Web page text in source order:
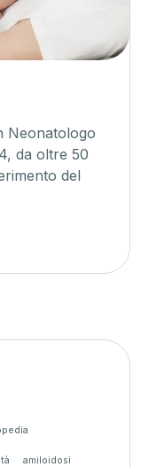
Neonatologo
da oltre 50
del
amiloidosi